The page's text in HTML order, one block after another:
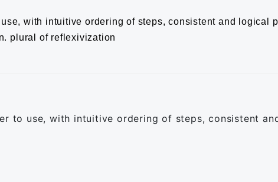
with intuitive ordering of steps, consistent and logical
plural of reflexivization
to use, with intuitive ordering of steps, consistent